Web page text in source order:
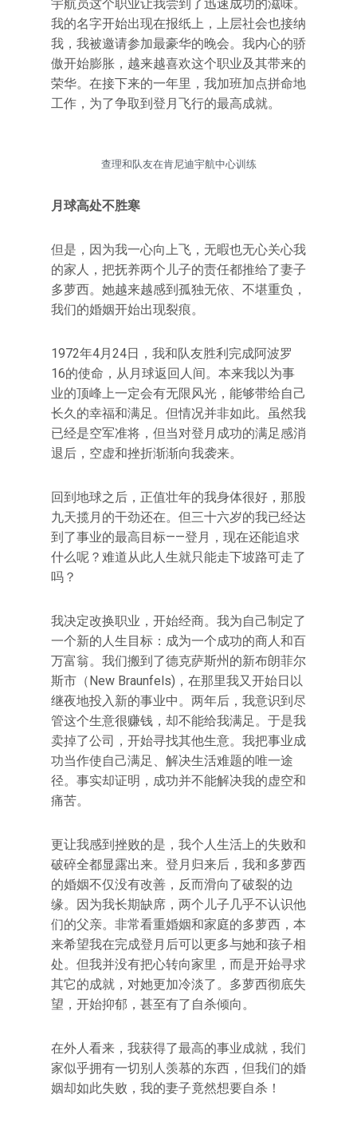
宇航员这个职业让我尝到了迅速成功的滋味。
我的名字开始出现在报纸上，上层社会也接纳
我，我被邀请参加最豪华的晚会。我内心的骄
傲开始膨胀，越来越喜欢这个职业及其带来的
荣华。在接下来的一年里，我加班加点拼命地
工作，为了争取到登月飞行的最高成就。
查理和队友在肯尼迪宇航中心训练
月球高处不胜寒
但是，因为我一心向上飞，无暇也无心关心我
的家人，把抚养两个儿子的责任都推给了妻子
多萝西。她越来越感到孤独无依、不堪重负，
我们的婚姻开始出现裂痕。
1972年4月24日，我和队友胜利完成阿波罗
16的使命，从月球返回人间。本来我以为事
业的顶峰上一定会有无限风光，能够带给自己
长久的幸福和满足。但情况并非如此。虽然我
已经是空军准将，但当对登月成功的满足感消
退后，空虚和挫折渐渐向我袭来。
回到地球之后，正值壮年的我身体很好，那股
九天揽月的干劲还在。但三十六岁的我已经达
到了事业的最高目标——登月，现在还能追求
什么呢？难道从此人生就只能走下坡路可走了
吗？
我决定改换职业，开始经商。我为自己制定了
一个新的人生目标：成为一个成功的商人和百
万富翁。我们搬到了德克萨斯州的新布朗菲尔
斯市（New Braunfels)，在那里我又开始日以
继夜地投入新的事业中。两年后，我意识到尽
管这个生意很赚钱，却不能给我满足。于是我
卖掉了公司，开始寻找其他生意。我把事业成
功当作使自己满足、解决生活难题的唯一途
径。事实却证明，成功并不能解决我的虚空和
痛苦。
更让我感到挫败的是，我个人生活上的失败和
破碎全都显露出来。登月归来后，我和多萝西
的婚姻不仅没有改善，反而滑向了破裂的边
缘。因为我长期缺席，两个儿子几乎不认识他
们的父亲。非常看重婚姻和家庭的多萝西，本
来希望我在完成登月后可以更多与她和孩子相
处。但我并没有把心转向家里，而是开始寻求
其它的成就，对她更加冷淡了。多萝西彻底失
望，开始抑郁，甚至有了自杀倾向。
在外人看来，我获得了最高的事业成就，我们
家似乎拥有一切别人羡慕的东西，但我们的婚
姻却如此失败，我的妻子竟然想要自杀！